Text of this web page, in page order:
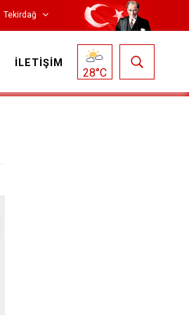
Tekirdağ
İLETİŞİM
28°C